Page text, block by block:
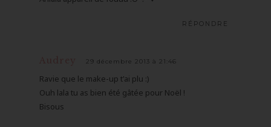
RÉPONDRE
29 décembre 2013 à 21:46
Ravie que le make-up t'ai plu :)
Ouh lala tu as bien été gâtée pour Noël !
Bisous